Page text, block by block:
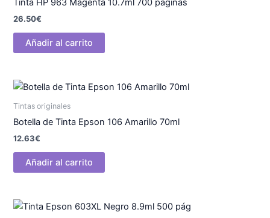
Tinta HP 963 Magenta 10.7ml 700 páginas
26.50€
Añadir al carrito
Tintas originales
Botella de Tinta Epson 106 Amarillo 70ml
12.63€
Añadir al carrito